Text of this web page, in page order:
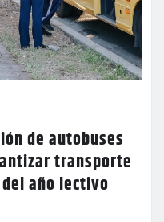
de autobuses
transporte
año lectivo